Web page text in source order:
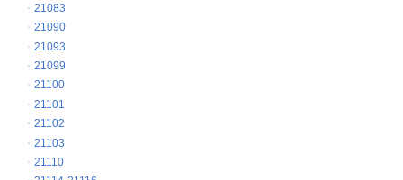
21083
21090
21093
21099
21100
21101
21102
21103
21110